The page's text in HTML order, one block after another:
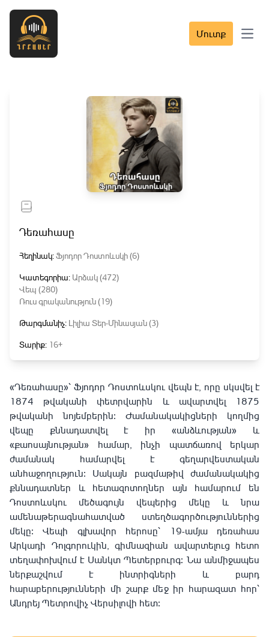
Մուտք Open
Դեռահասը
Հեղինակ:Ֆյոդոր Դոստոևսկի (6)
Կատեգորիա: Արձակ (472)
Վեպ (280)
Ռուս գրականություն (19)
Թարգմանիչ: Լիլիա Տեր-Մինասյան (3)
Տարիք: 16+
«Դեռահասը»՝ Ֆյոդոր Դոստոևսկու վեպն է, որը սկսվել է
1874 թվականի փետրվարին և ավարտվել 1875
թվականի նոյեմբերին։ Ժամանակակիցների կողմից
վեպը քննադատվել է իր «անձևության» և
«քաոսայնության» համար, ինչի պատճառով երկար
ժամանակ համարվել է գեղարվեստական
անհաջողություն։ Սակայն բազմաթիվ ժամանակակից
քննադատներ և հետազոտողներ այն համարում են
Դոստոևսկու մեծագույն վեպերից մեկը և նրա
ամենաթերագնահատված ստեղծագործություններից
մեկը։ Վեպի գլխավոր հերոսը՝ 19-ամյա դեռահաս
Արկադի Դոլգորուկին, գիմնազիան ավարտելուց հետո
տեղափոխվում է Սանկտ Պետերբուրգ։ Նա անմիջապես
ներքաշվում է ինտրիգների և բարդ
հարաբերությունների մի շարք մեջ իր հարազատ հոր՝
Անդրեյ Պետրովիչ Վերսիլովի հետ։